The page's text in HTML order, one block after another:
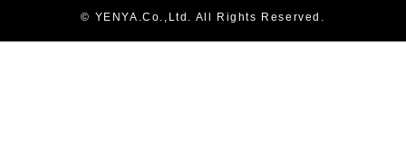
© YENYA.Co.,Ltd. All Rights Reserved.